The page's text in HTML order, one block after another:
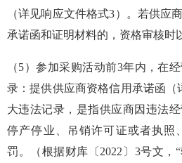
（详见响应文件格式3）。若供应
承诺函和证明材料的，资格审核时
（5）参加采购活动前3年内，在
录：提供供应商资格信用承诺函（
大违法记录，是指供应商因违法
停产停业、吊销许可证或者执照
罚。（根据财库〔 2022 〕 3号文，